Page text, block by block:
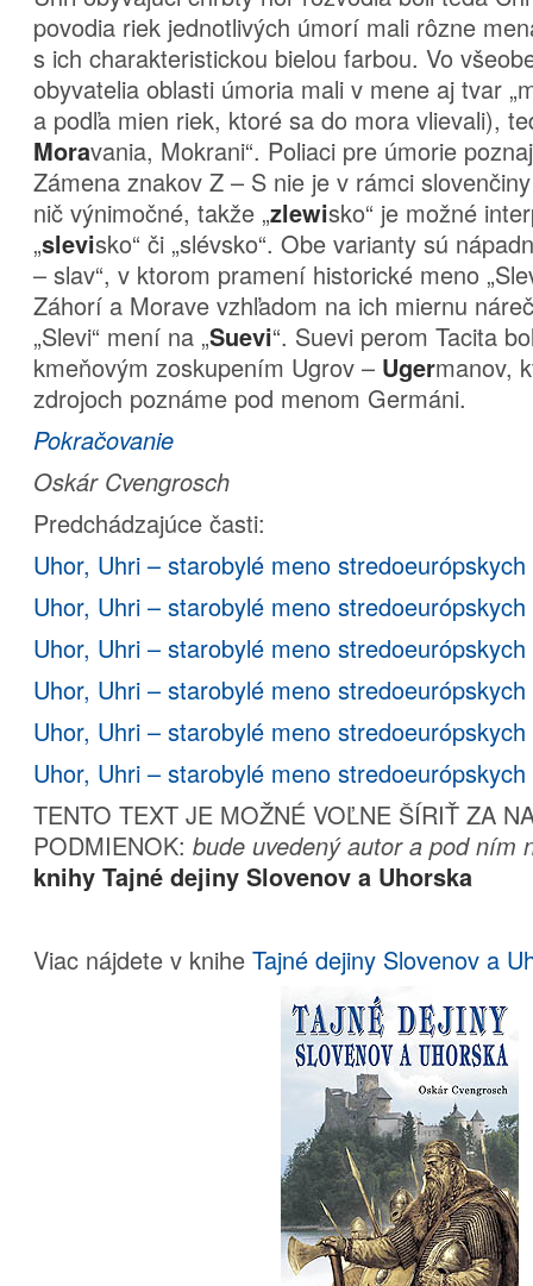
povodia riek jednotlivých úmorí mali rôzne
s ich charakteristickou bielou farbou. Vo
obyvatelia oblasti úmoria mali v mene aj tvar
a podľa mien riek, ktoré sa do mora vlievali),
Moravania, Mokrani“. Poliaci pre úmorie
Zámena znakov Z – S nie je v rámci
nič výnimočné, takže „zlewisko“ je možné
„slevisko“ či „slévsko“. Obe varianty sú
– slav“, v ktorom pramení historické meno
Záhorí a Morave vzhľadom na ich miernu
„Slevi“ mení na „Suevi“. Suevi perom Tacita
kmeňovým zoskupením Ugrov – Ugermanov,
zdrojoch poznáme pod menom Germáni.
Pokračovanie
Oskár Cvengrosch
Predchádzajúce časti:
Uhor, Uhri – starobylé meno
Uhor, Uhri – starobylé meno
Uhor, Uhri – starobylé meno
Uhor, Uhri – starobylé meno
Uhor, Uhri – starobylé meno
Uhor, Uhri – starobylé meno
TENTO TEXT JE MOŽNÉ VOĽNE ŠÍRIŤ ZA
PODMIENOK: bude uvedený autor a pod ním
knihy Tajné dejiny Slovenov a Uhorska
Viac nájdete v knihe Tajné dejiny Slovenov a